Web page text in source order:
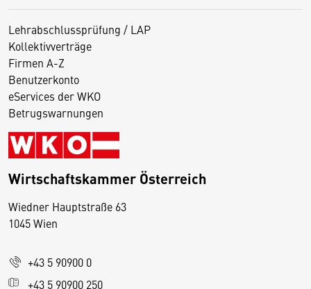
Lehrabschlussprüfung / LAP
Kollektivverträge
Firmen A-Z
Benutzerkonto
eServices der WKO
Betrugswarnungen
Wirtschaftskammer Österreich
Wiedner Hauptstraße 63
1045 Wien
+43 5 90900 0
+43 5 90900 250
D
s
e